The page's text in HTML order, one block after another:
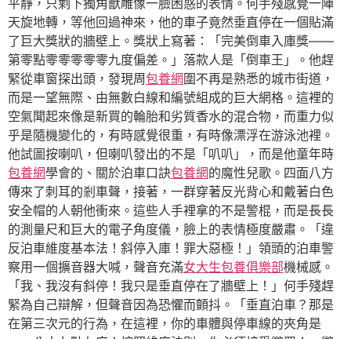
平靜，只剩下獨角獸雕像一臉困惑的表情。何手殘感覺一陣
天旋地轉，等他回過神來，他的車子竟然垂直停在一個貼滿
了巨大獎狀的牆壁上。獎狀上寫著：「完美倒車入庫獎——
第零點零零零零零九度偏差。」落款人是「倒車王」。他趕
緊從車窗探出頭，發現周包養網 圍不再是熟悉的城市街道，
而是一望無際、由無數白線和編號組成的巨大網格。這裡的
空氣聞起來像是新買的輪胎和劣質香水的混合物，而重力似
乎是隨機變化的，有時感覺很重，有時像漂浮在游泳池裡。
他試圖按喇叭，但喇叭發出的不是「叭叭」，而是他童年時
包養網學會的、關於泊車口訣包養網的魔性兒歌。四面八方
傳來了刺耳的剎車聲，接著，一群穿著反光背心和戴著白色
安全帽的人朝他衝來。這些人手裡拿的不是警棍，而是長長
的測量尺和巨大的電子角度儀，臉上的表情極度嚴肅。「違
反泊車維度基本法！斜停入庫！罪大惡極！」領頭的泊車警
察用一個擴音器大喊，聲音充滿女大生包養俱樂部機械感。
「我、我沒有斜停！我只是垂直停在了牆壁上！」何手殘趕
緊為自己辯解，但聲音因為恐懼而顫抖。「垂直泊車？那是
在第三次元的行為，在這裡，你的車體與停車線的夾角是